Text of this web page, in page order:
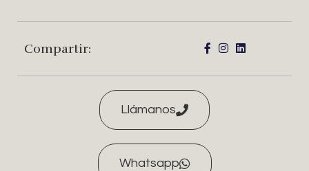
Compartir:
Llámanos
Whatsapp